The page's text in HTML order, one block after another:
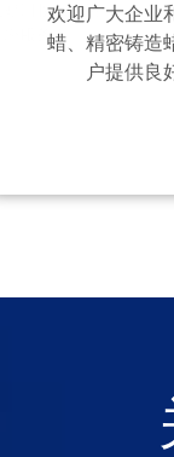
回收，为用
服务！
欢迎广大企业
蜡、精密铸造
户提供良